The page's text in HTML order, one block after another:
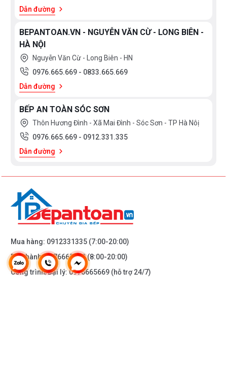
Dẫn đường
BEPANTOAN.VN - NGUYỄN VĂN CỪ - LONG BIÊN -
HÀ NỘI
Nguyễn Văn Cừ - Long Biên - HN
0976.665.669 - 0833.665.669
Dẫn đường
BẾP AN TOÀN SÓC SƠN
Thôn Hương Đình - Xã Mai Đình - Sóc Sơn - TP Hà Nôị
0976.665.669 - 0912.331.335
Dẫn đường
Mua hàng: 0912331335 (7:00-20:00)
Bảo hành:0976665669(8:00-20:00)
Công trình/Đại lý:0976665669 (hỗ trợ 24/7)